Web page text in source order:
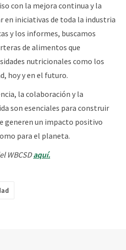
con la mejora continua y la
en iniciativas de toda la industria
y los informes, buscamos
de alimentos que
nutricionales como los
hoy y en el futuro.
la colaboración y la
son esenciales para construir
generen un impacto positivo
para el planeta.
WBCSDaquí.